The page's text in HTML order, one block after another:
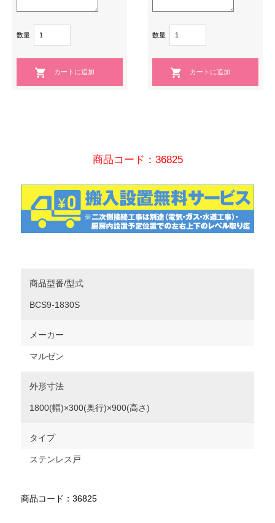
数量 数量
商品コード：36825
商品型番/型式
BCS9-1830S
メーカー
マルゼン
外形寸法
1800(幅)×300(奥行)×900(高さ)
タイプ
ステンレス戸
商品コード：36825